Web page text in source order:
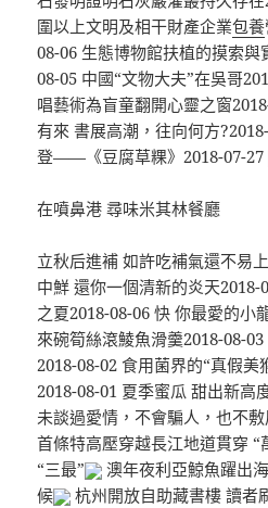
圍以上文明及相干財產企業包養
08-06 生態博物館扶植的摸索
08-05 中國“文物大夫”在吳哥
唱藝術為盲童翻開心靈之窗
有來 書展高潮，往向何方
登——《豆腐草粿》2018-07-27
在噴鼻港 尋味米其林餐廳
立秋后進補 如許吃補氣還不易
中鮮 還你一個清新的炎天
之夏2018-08-06 快 你最愛的小
來碗筍絲滾鯪魚滑羹2018-08-
2018-08-02 食用菌界的“真假美
2018-08-01 夏季蜜瓜 甜出新高
未談過愛情，不會騙人，也不
首條特高壓穿越長江地道貫穿 “
“三最”
澳年夜利亞鯨魚躍出
候
杭州開放自助藏書樓 讀者